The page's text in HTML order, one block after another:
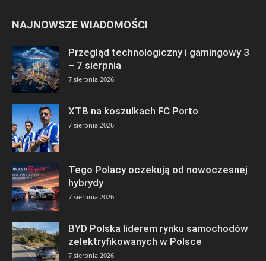
NAJNOWSZE WIADOMOŚCI
Przegląd technologiczny i gamingowy 3
– 7 sierpnia
7 sierpnia 2026
XTB na koszulkach FC Porto
7 sierpnia 2026
Tego Polacy oczekują od nowoczesnej
hybrydy
7 sierpnia 2026
BYD Polska liderem rynku samochodów
zelektryfikowanych w Polsce
7 sierpnia 2026